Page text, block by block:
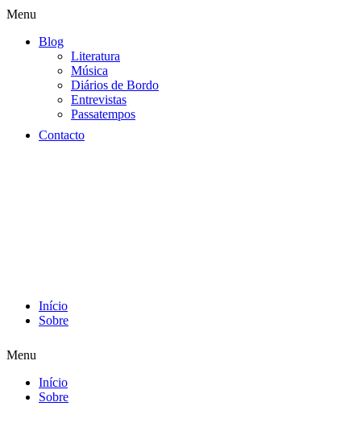
Menu
Blog
Literatura
Música
Diários de Bordo
Entrevistas
Passatempos
Contacto
Início
Sobre
Menu
Início
Sobre